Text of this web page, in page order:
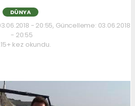
DÜNYA
- 20:55, Güncelleme: 03.06.2018
- 20:55
kez okundu.